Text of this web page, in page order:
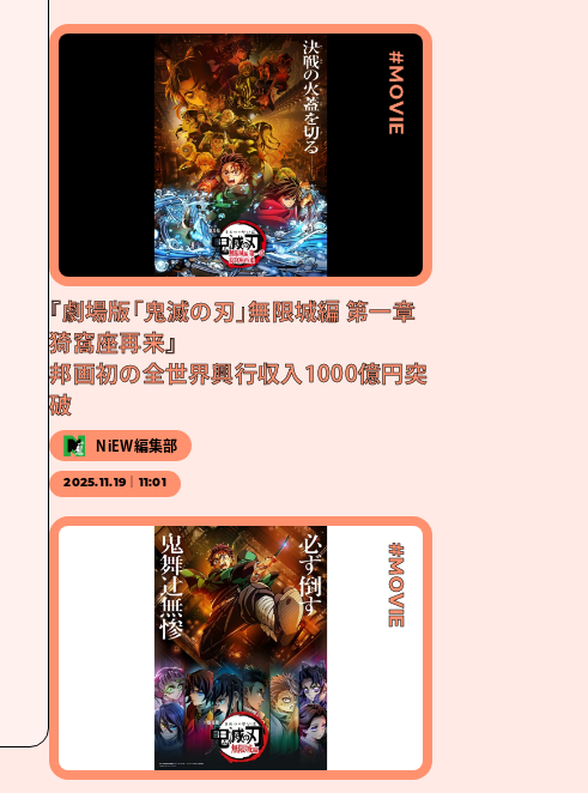
#MOVIE
『劇場版「鬼滅の刃」無限城編 第一章
猗窩座再来』
邦画初の全世界興行収入1000億円突
破
NiEW編集部
2025.11.19｜11:01
#MOVIE